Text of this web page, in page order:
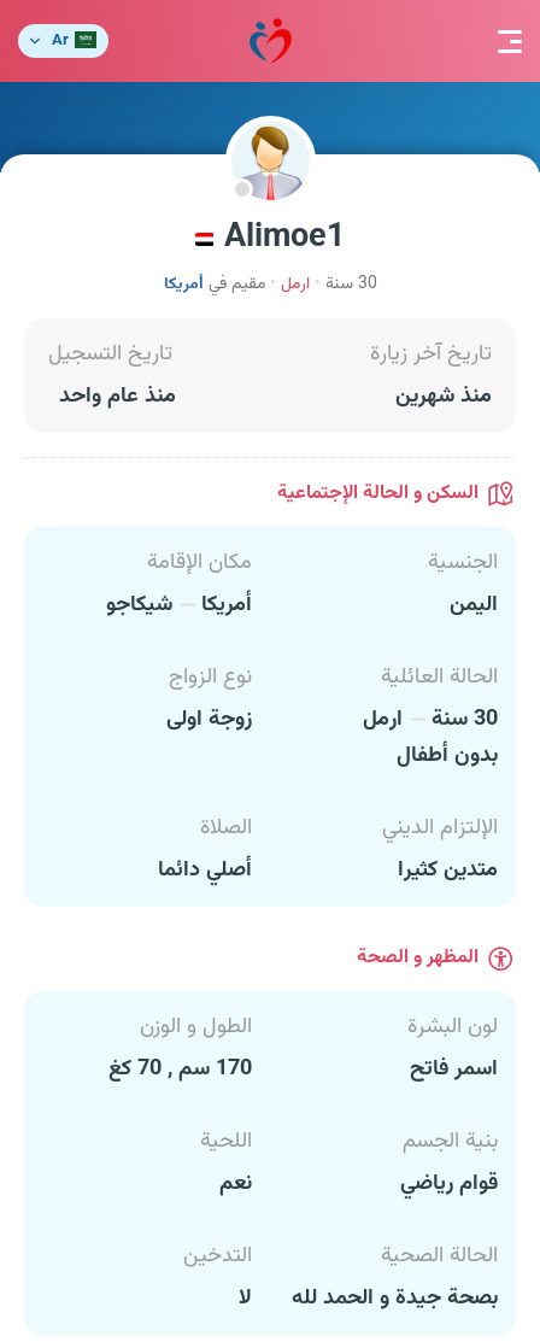
Ar
Alimoe1
30 سنة ارمل مقيم في أمريكا
تاريخ آخر زيارة
منذ شهرين
تاريخ التسجيل
منذ عام واحد
السكن و الحالة الإجتماعية
الجنسية
اليمن
مكان الإقامة
أمريكا
شيكاجو
الحالة العائلية
30 سنة
ارمل
بدون أطفال
نوع الزواج
زوجة اولى
الإلتزام الديني
متدين كثيرا
الصلاة
أصلي دائما
المظهر و الصحة
لون البشرة
اسمر فاتح
الطول و الوزن
170 سم , 70 كغ
بنية الجسم
قوام رياضي
اللحية
نعم
الحالة الصحية
بصحة جيدة و الحمد لله
التدخين
لا